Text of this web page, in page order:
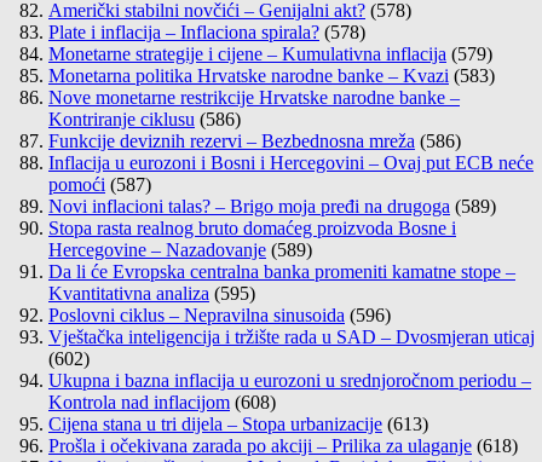
Američki stabilni novčići – Genijalni akt? (578)
Plate i inflacija – Inflaciona spirala? (578)
Monetarne strategije i cijene – Kumulativna inflacija (579)
Monetarna politika Hrvatske narodne banke – Kvazi (583)
Nove monetarne restrikcije Hrvatske narodne banke –
Kontriranje ciklusu (586)
Funkcije deviznih rezervi – Bezbednosna mreža (586)
Inflacija u eurozoni i Bosni i Hercegovini – Ovaj put ECB neće
pomoći (587)
Novi inflacioni talas? – Brigo moja pređi na drugoga (589)
Stopa rasta realnog bruto domaćeg proizvoda Bosne i
Hercegovine – Nazadovanje (589)
Da li će Evropska centralna banka promeniti kamatne stope –
Kvantitativna analiza (595)
Poslovni ciklus – Nepravilna sinusoida (596)
Vještačka inteligencija i tržište rada u SAD – Dvosmjeran uticaj
(602)
Ukupna i bazna inflacija u eurozoni u srednjoročnom periodu –
Kontrola nad inflacijom (608)
Cijena stana u tri dijela – Stopa urbanizacije (613)
Prošla i očekivana zarada po akciji – Prilika za ulaganje (618)